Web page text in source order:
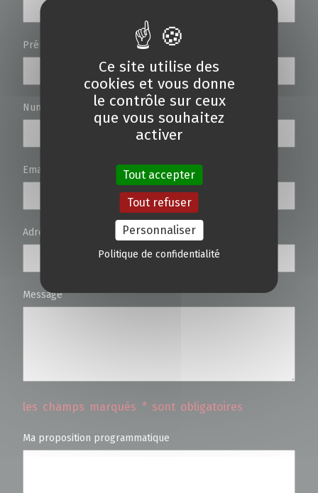
Prénom*
Numéro de téléphone
Email*
Adresse*
Message
les champs marqués * sont obligatoires
Ma proposition programmatique
Ce site utilise des
cookies et vous donne
le contrôle sur ceux
que vous souhaitez
activer
Tout accepter
Tout refuser
Personnaliser
Politique de confidentialité